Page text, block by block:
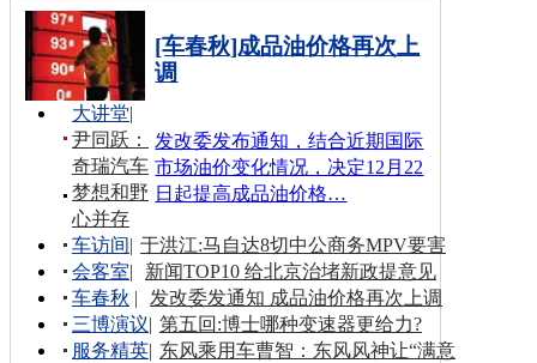
[车春秋]成品油价格再次上
调
发改委发布通知，结合近期国际
市场油价变化情况，决定12月22
日起提高成品油价格…
大讲堂|
尹同跃：
奇瑞汽车
梦想和野
心并存
车访间| 于洪江:马自达8切中公商务MPV要害
会客室|
新闻TOP10 给北京治堵新政提意见
车春秋 |
发改委发通知 成品油价格再次上调
三博演议| 第五回:博士哪种变速器更给力?
服务精英| 东风乘用车曹智：东风风神让“满意